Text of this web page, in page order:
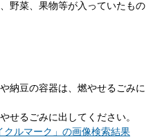
野菜、果物等が入っていたもの
納豆の容器は、燃やせるごみに
せるごみに出してください。